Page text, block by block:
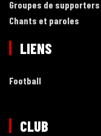
Groupes de supporters
Chants et paroles
LIENS
Football
CLUB